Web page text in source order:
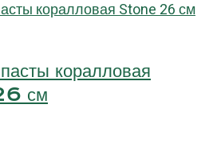
коралловая
см